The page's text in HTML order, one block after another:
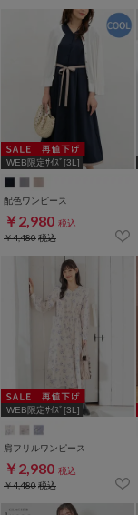
WEB限定ｻｲｽﾞ[3L]
配色ワンピース
￥2,980 税込
￥4,480税込
WEB限定ｻｲｽﾞ[3L]
肩フリルワンピース
￥2,980 税込
￥4,480税込